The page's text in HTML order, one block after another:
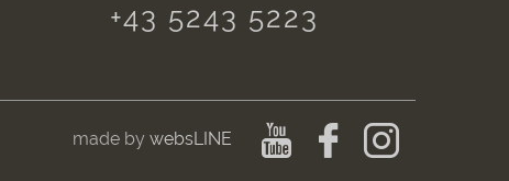
+43 5243 5223
made by websLINE